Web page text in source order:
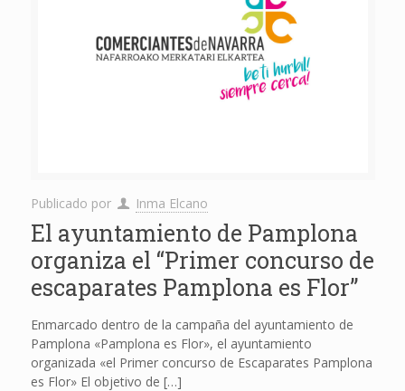
Publicado por Inma Elcano
El ayuntamiento de Pamplona
organiza el “Primer concurso de
escaparates Pamplona es Flor”
Enmarcado dentro de la campaña del ayuntamiento de
Pamplona «Pamplona es Flor», el ayuntamiento
organizada «el Primer concurso de Escaparates Pamplona
es Flor» El objetivo de […]